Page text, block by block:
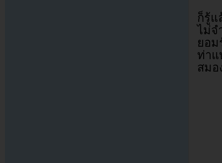
ก็รู้แ
ไม่จ
ยอม
ท่าแ
สมอ